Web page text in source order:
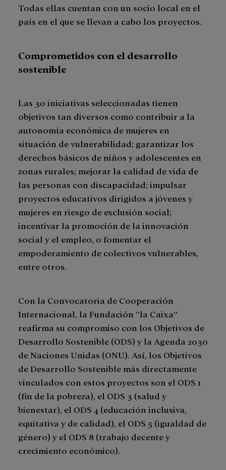
Todas ellas cuentan con un socio local en el
país en el que se llevan a cabo los proyectos.
Comprometidos con el desarrollo
sostenible
Las 30 iniciativas seleccionadas tienen
objetivos tan diversos como contribuir a la
autonomía económica de mujeres en
situación de vulnerabilidad; garantizar los
derechos básicos de niños y adolescentes en
zonas rurales; mejorar la calidad de vida de
las personas con discapacidad; impulsar
proyectos educativos dirigidos a jóvenes y
mujeres en riesgo de exclusión social;
incentivar la promoción de la innovación
social y el empleo, o fomentar el
empoderamiento de colectivos vulnerables,
entre otros.
Con la Convocatoria de Cooperación
Internacional, la Fundación ”la Caixa”
reafirma su compromiso con los Objetivos de
Desarrollo Sostenible (ODS) y la Agenda 2030
de Naciones Unidas (ONU). Así, los Objetivos
de Desarrollo Sostenible más directamente
vinculados con estos proyectos son el ODS 1
(fin de la pobreza), el ODS 3 (salud y
bienestar), el ODS 4 (educación inclusiva,
equitativa y de calidad), el ODS 5 (igualdad de
género) y el ODS 8 (trabajo decente y
crecimiento económico).